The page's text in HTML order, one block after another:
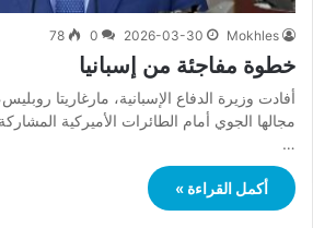
Mokhles
2026-03-30
0
78
خطوة مفاجئة من إسبانيا
أفادت وزيرة الدفاع الإسبانية، مارغاريتا
مجالها الجوي أمام ‌الطائرات الأميركية
…
أكمل القراءة »